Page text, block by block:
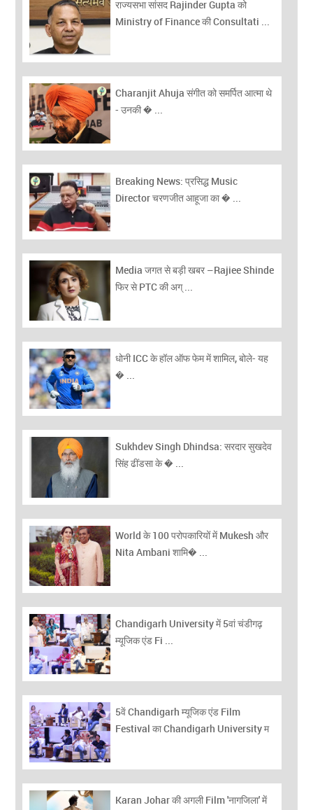
राज्यसभा सांसद Rajinder Gupta को
Ministry of Finance की Consultati ...
Charanjit Ahuja संगीत को समर्पित आत्मा थे
- उनकी � ...
Breaking News: प्रसिद्ध Music
Director चरणजीत आहूजा का � ...
Media जगत से बड़ी खबर –Rajiee Shinde
फिर से PTC की अग् ...
धोनी ICC के हॉल ऑफ फेम में शामिल, बोले- यह
� ...
Sukhdev Singh Dhindsa: सरदार सुखदेव
सिंह ढींडसा के � ...
World के 100 परोपकारियों में Mukesh और
Nita Ambani शामि� ...
Chandigarh University में 5वां चंडीगढ़
म्यूजिक एंड Fi ...
5वें Chandigarh म्यूजिक एंड Film
Festival का Chandigarh University म
Karan Johar की अगली Film 'नागजिला' में